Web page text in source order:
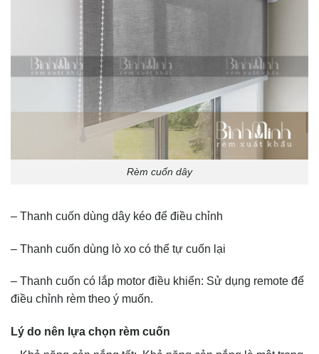
Rèm cuốn dây
– Thanh cuốn dùng dây kéo để điều chỉnh
– Thanh cuốn dùng lò xo có thể tự cuốn lại
– Thanh cuốn có lắp motor điều khiển: Sử dụng remote để
điều chỉnh rèm theo ý muốn.
Lý do nên lựa chọn rèm cuốn